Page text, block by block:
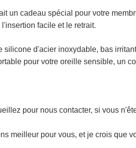
un cadeau spécial pour votre
facile et le retrait.
silicone d'acier inoxydable, bas
pour votre oreille sensible, un
pour nous contacter, si vous
meilleur pour vous, et je crois que